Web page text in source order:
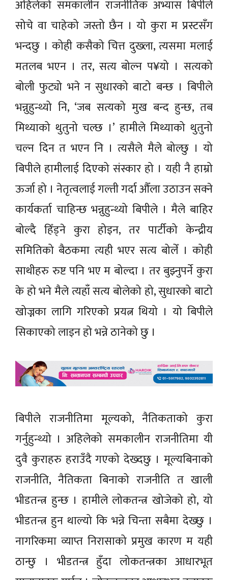
अहिलेको समकालीन राजनीतिक अभ्यास बिपीले
सोचे वा चाहेको जस्तो छैन । यो कुरा म प्रस्टसँग
भन्दछु । कोही कसैको चित्त दुख्ला, त्यसमा मलाई
मतलब भएन । तर, सत्य बोल्न प¥यो । सत्यको
बोली फुट्यो भने न सुधारको बाटो बन्छ । बिपीले
भन्नुहुन्थ्यो नि, ‘जब सत्यको मुख बन्द हुन्छ, तब
मिथ्याको थुतुनो चल्छ ।’ हामीले मिथ्याको थुतुनो
चल्न दिन त भएन नि । त्यसैले मैले बोल्छु । यो
बिपीले हामीलाई दिएको संस्कार हो । यही नै हाम्रो
ऊर्जा हो । नेतृत्वलाई गल्ती गर्दा औँला उठाउन सक्ने
कार्यकर्ता चाहिन्छ भन्नुहुन्थ्यो बिपीले । मैले बाहिर
बोल्दै हिँड्ने कुरा होइन, तर पार्टीको केन्द्रीय
समितिको बैठकमा त्यही भएर सत्य बोलेँ । कोही
साथीहरु रुष्ट पनि भए म बोल्दा । तर बुझ्नुपर्ने कुरा
के हो भने मैले त्यहाँ सत्य बोलेको हो, सुधारको बाटो
खोज्नका लागि गरिएको प्रयत्न थियो । यो बिपीले
सिकाएको लाइन हो भन्ने ठानेको छु ।
बिपीले राजनीतिमा मूल्यको, नैतिकताको कुरा
गर्नुहुन्थ्यो । अहिलेको समकालीन राजनीतिमा यी
दुवै कुराहरु हराउँदै गएको देख्दछु । मूल्यबिनाको
राजनीति, नैतिकता बिनाको राजनीति त खाली
भीडतन्त्र हुन्छ । हामीले लोकतन्त्र खोजेको हो, यो
भीडतन्त्र हुन थाल्यो कि भन्ने चिन्ता सबैमा देख्छु ।
नागरिकमा व्याप्त निरासाको प्रमुख कारण म यही
ठान्छु । भीडतन्त्र हुँदा लोकतन्त्रका आधारभूत